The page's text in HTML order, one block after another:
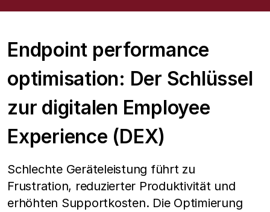
Endpoint performance
optimisation: Der Schlüssel
zur digitalen Employee
Experience (DEX)
Schlechte Geräteleistung führt zu
Frustration, reduzierter Produktivität und
erhöhten Supportkosten. Die Optimierung